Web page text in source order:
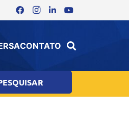
CONTATO